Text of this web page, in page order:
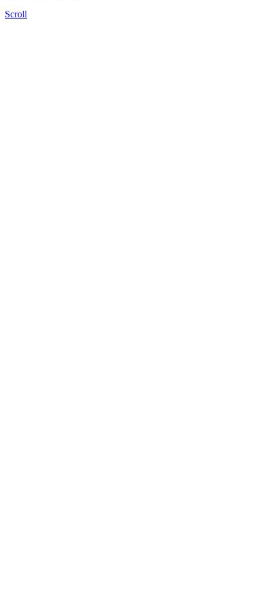
Scroll